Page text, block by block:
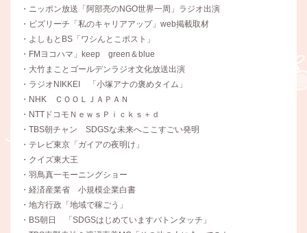
・ニッポン放送「阿部亮のNGO世界一周」ラジオ出演
・ビズリーチ「私のキャリアアップ」web掲載取材
・よしもとBS「ワシんとこポスト」
・FMヨコハマ」keep green＆blue
・大竹まことゴールデンラジオ文化放送出演
・ラジオNIKKEI 「小塚アナの褒めタイム」
・NHK ＣＯＯＬＪＡＰＡＮ
・NTTドコモＮｅｗｓＰｉｃｋｓ＋ｄ
・TBS朝チャン SDGSな未来へここすごい発明
・テレビ東京「ガイアの夜明け」
・クイズ東大王
・羽鳥真一モーニングショー
・経済産業省 小規模企業白書
・地方行政「地域で稼ごう」
・BS朝日 「SDGSはじめていますバトンタッチ」